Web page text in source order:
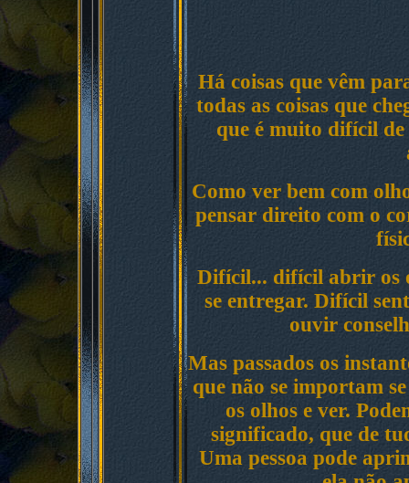
Há coisas que vêm
todas as coisas que
que é muito difícil
Como ver bem com
pensar direito com o
Difícil... difícil abrir os
se entregar. Difícil
ouvir
Mas passados os
que não se importam
os olhos e ver.
significado, que de
Uma pessoa pode